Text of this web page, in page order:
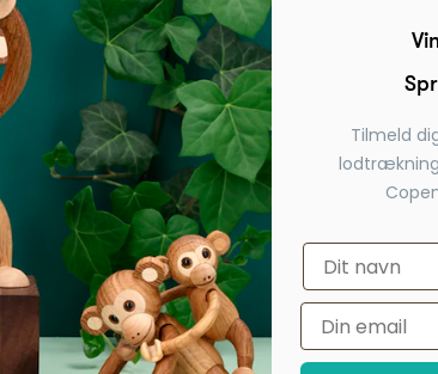
Dine fordele
Gratis gravering på alt
2-3 dags levering
Sikker betaling
Kundeservice telefon
Dansk webshop
Tilmeld